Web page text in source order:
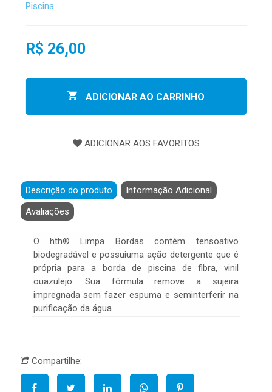
Piscina
R$ 26,00
ADICIONAR AO CARRINHO
Descrição do produto
Informação Adicional
Avaliações
O hth® Limpa Bordas contém tensoativo
biodegradável e possuiuma ação detergente que é
própria para a borda de piscina de fibra, vinil
ouazulejo. Sua fórmula remove a sujeira
impregnada sem fazer espuma e seminterferir na
purificação da água.
Compartilhe: